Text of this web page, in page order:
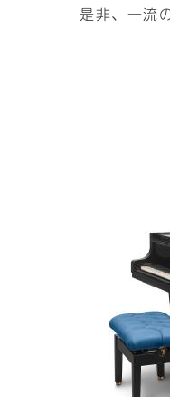
是非、一流